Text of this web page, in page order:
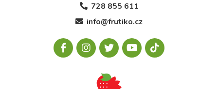
728 855 611
info@frutiko.cz